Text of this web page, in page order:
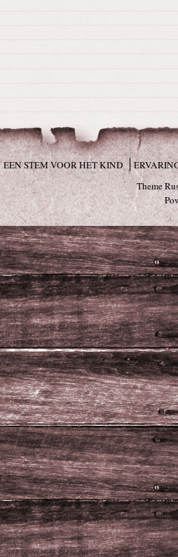
EEN STEM VOOR HET KIND
Theme